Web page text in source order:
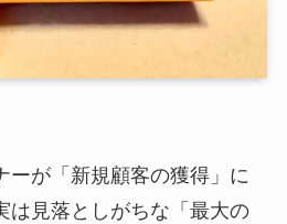
ーが「新規顧客の獲得」に
は見落としがちな「最大の